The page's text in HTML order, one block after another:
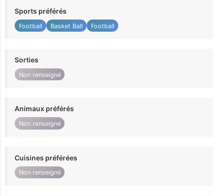
Sports préférés
Football Basket Ball Football
Sorties
Non renseigné
Animaux préférés
Non renseigné
Cuisines préférées
Non renseigné